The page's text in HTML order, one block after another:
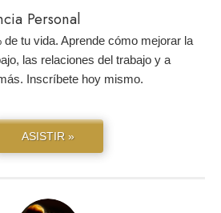
Personal
de tu vida. Aprende cómo mejorar la
las relaciones del trabajo y a
Inscríbete hoy mismo.
ASISTIR »